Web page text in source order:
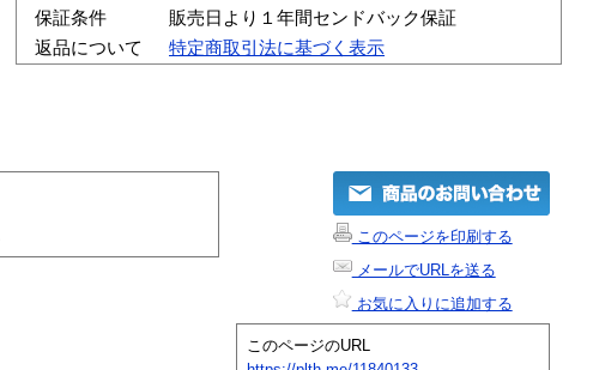
保証条件
販売日より１年間センドバック保証
返品について
特定商取引法に基づく表示
このページを印刷する
メールでURLを送る
お気に入りに追加する
このページのURL